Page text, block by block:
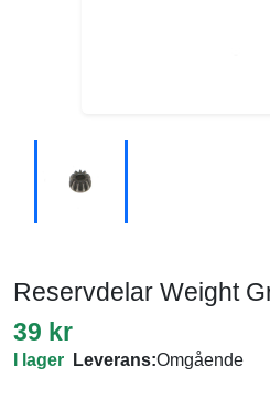
Reservdelar Weight
39 kr
I lager Leverans:Omgående